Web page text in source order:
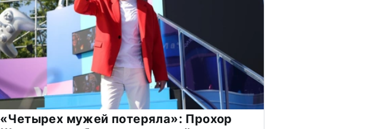
«Четырех мужей потеряла»: Прохор